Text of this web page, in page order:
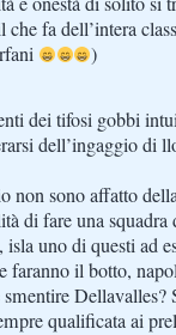
fa dell’intera
)
dei tifosi gobbi
dell’ingaggio di
non sono affatto
di fare una
uno di questi ad
faranno il botto,
Dellavalles?
qualificata ai